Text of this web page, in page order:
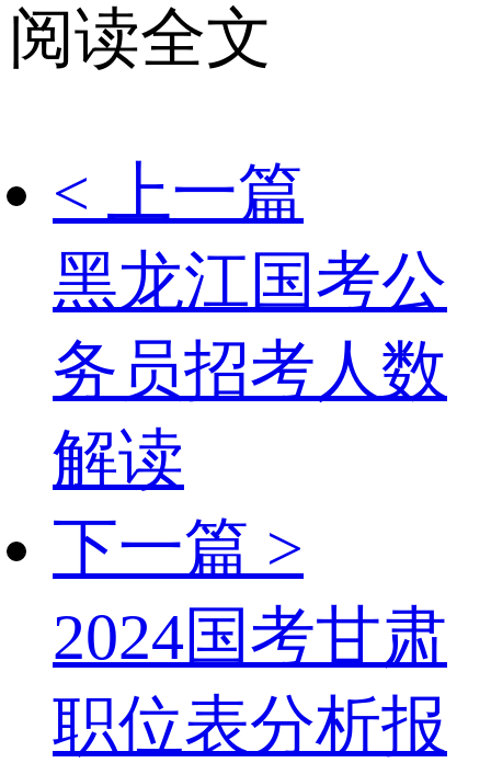
阅读全文
< 上一篇
黑龙江国考公
务员招考人数
解读
下一篇 >
2024国考甘肃
职位表分析报